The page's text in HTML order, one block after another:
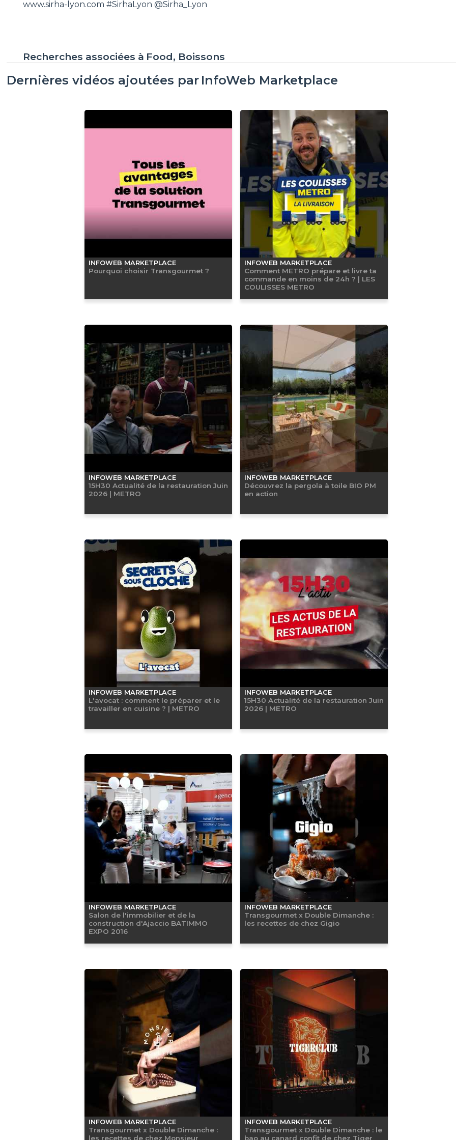
www.sirha-lyon.com #SirhaLyon @Sirha_Lyon
Recherches associées à Food, Boissons
Dernières vidéos ajoutées par InfoWeb Marketplace
INFOWEB MARKETPLACE
Pourquoi choisir Transgourmet ?
INFOWEB MARKETPLACE
Comment METRO prépare et livre ta
commande en moins de 24h ? | LES
COULISSES METRO
INFOWEB MARKETPLACE
15H30 Actualité de la restauration Juin
2026 | METRO
INFOWEB MARKETPLACE
Découvrez la pergola à toile BIO PM
en action
INFOWEB MARKETPLACE
L'avocat : comment le préparer et le
travailler en cuisine ? | METRO
INFOWEB MARKETPLACE
15H30 Actualité de la restauration Juin
2026 | METRO
INFOWEB MARKETPLACE
Salon de l'immobilier et de la
construction d'Ajaccio BATIMMO
EXPO 2016
INFOWEB MARKETPLACE
Transgourmet x Double Dimanche :
les recettes de chez Gigio
INFOWEB MARKETPLACE
Transgourmet x Double Dimanche :
les recettes de chez Monsieur
INFOWEB MARKETPLACE
Transgourmet x Double Dimanche : le
bao au canard confit de chez Tiger